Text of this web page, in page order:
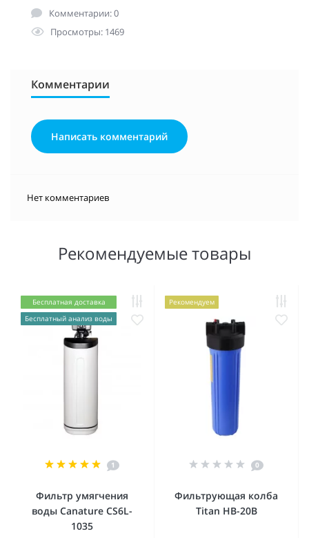
Комментарии: 0
Просмотры: 1469
Комментарии
Написать комментарий
Нет комментариев
Рекомендуемые товары
Бесплатная доставка
Бесплатный анализ воды
1
Фильтр умягчения
воды Canature CS6L-
1035
Рекомендуем
0
Фильтрующая колба
Titan HB-20B